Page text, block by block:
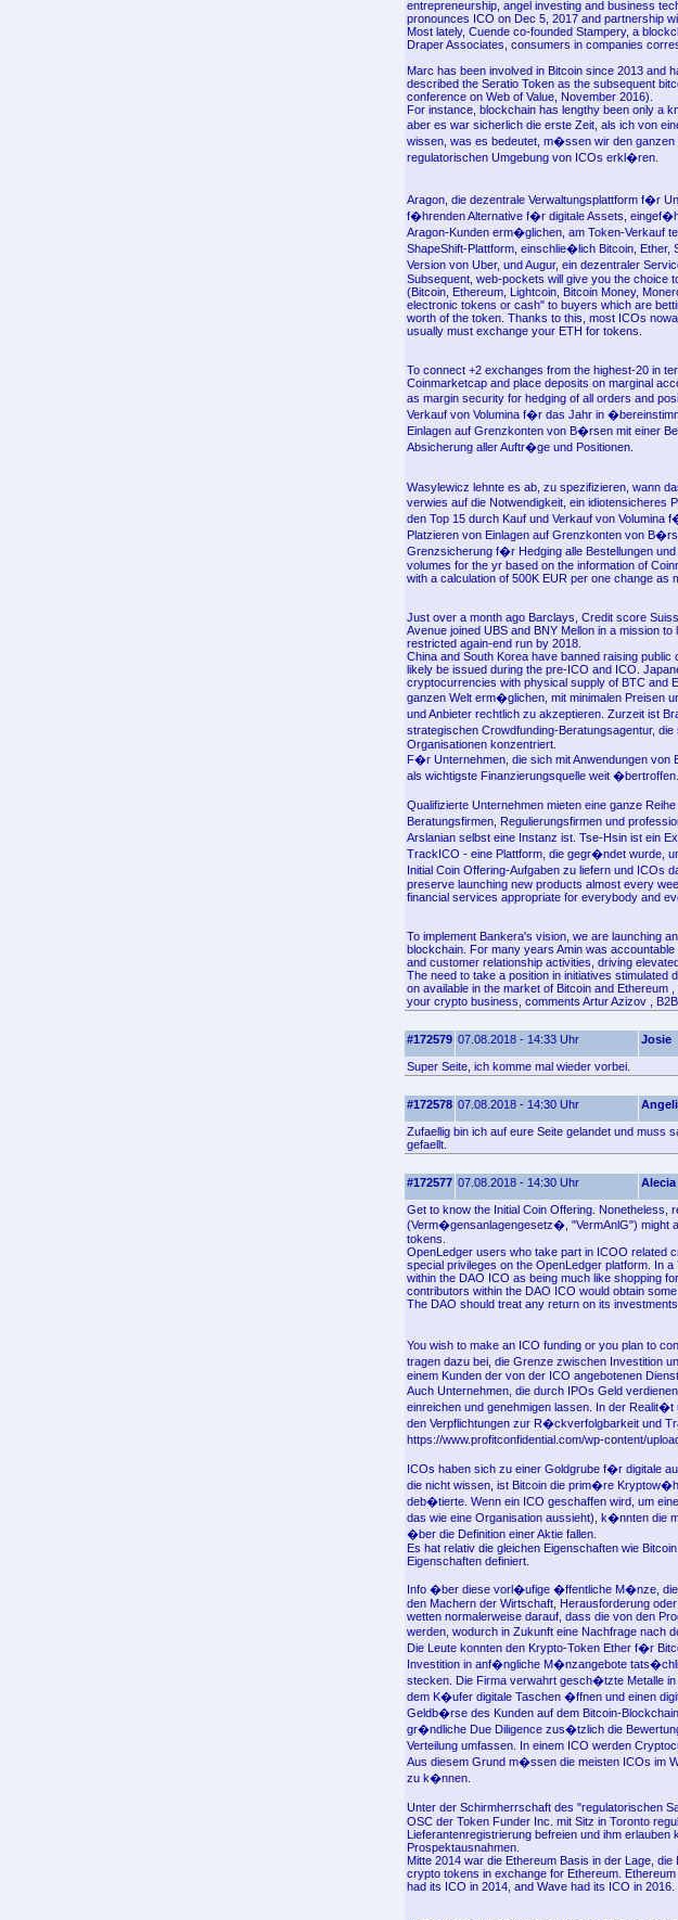
entrepreneurship, angel investing and business
pronounces ICO on Dec 5, 2017 and partnership
Most lately, Cuende co-founded Stampery, a
Draper Associates, consumers in companies
Marc has been involved in Bitcoin since 2013 and
described the Seratio Token as the subsequent
conference on Web of Value, November 2016).
For instance, blockchain has lengthy been only a
aber es war sicherlich die erste Zeit, als ich von
wissen, was es bedeutet, m�ssen wir den
regulatorischen Umgebung von ICOs erkl�ren.
Aragon, die dezentrale Verwaltungsplattform f�r
f�hrenden Alternative f�r digitale Assets,
Aragon-Kunden erm�glichen, am Token-Verkauf
ShapeShift-Plattform, einschlie�lich Bitcoin, Ether,
Version von Uber, und Augur, ein dezentraler
Subsequent, web-pockets will give you the choice
(Bitcoin, Ethereum, Lightcoin, Bitcoin Money,
electronic tokens or cash" to buyers which are
worth of the token. Thanks to this, most ICOs
usually must exchange your ETH for tokens.
To connect +2 exchanges from the highest-20 in
Coinmarketcap and place deposits on marginal
as margin security for hedging of all orders and
Verkauf von Volumina f�r das Jahr in
Einlagen auf Grenzkonten von B�rsen mit einer
Absicherung aller Auftr�ge und Positionen.
Wasylewicz lehnte es ab, zu spezifizieren, wann
verwies auf die Notwendigkeit, ein
den Top 15 durch Kauf und Verkauf von
Platzieren von Einlagen auf Grenzkonten von
Grenzsicherung f�r Hedging alle Bestellungen
volumes for the yr based on the information of
with a calculation of 500K EUR per one change as
Just over a month ago Barclays, Credit score
Avenue joined UBS and BNY Mellon in a mission
restricted again-end run by 2018.
China and South Korea have banned raising
likely be issued during the pre-ICO and ICO.
cryptocurrencies with physical supply of BTC and
ganzen Welt erm�glichen, mit minimalen Preisen
und Anbieter rechtlich zu akzeptieren. Zurzeit ist
strategischen Crowdfunding-Beratungsagentur,
Organisationen konzentriert.
F�r Unternehmen, die sich mit Anwendungen von
als wichtigste Finanzierungsquelle weit �bertroffen.
Qualifizierte Unternehmen mieten eine ganze
Beratungsfirmen, Regulierungsfirmen und
Arslanian selbst eine Instanz ist. Tse-Hsin ist ein
TrackICO - eine Plattform, die gegr�ndet wurde,
Initial Coin Offering-Aufgaben zu liefern und
preserve launching new products almost every
financial services appropriate for everybody and
To implement Bankera's vision, we are launching
blockchain. For many years Amin was
and customer relationship activities, driving
The need to take a position in initiatives
on available in the market of Bitcoin and Ethereum
your crypto business, comments Artur Azizov ,
#172579 07.08.2018 - 14:33 Uhr Josie
Super Seite, ich komme mal wieder vorbei.
#172578 07.08.2018 - 14:30 Uhr
Zufaellig bin ich auf eure Seite gelandet und muss
gefaellt.
#172577 07.08.2018 - 14:30 Uhr Alecia
Get to know the Initial Coin Offering. Nonetheless,
(Verm�gensanlagengesetz�, "VermAnlG") might
tokens.
OpenLedger users who take part in ICOO related
special privileges on the OpenLedger platform. In
within the DAO ICO as being much like shopping
contributors within the DAO ICO would obtain
The DAO should treat any return on its investments.
You wish to make an ICO funding or you plan to
tragen dazu bei, die Grenze zwischen Investition
einem Kunden der von der ICO angebotenen
Auch Unternehmen, die durch IPOs Geld
einreichen und genehmigen lassen. In der
den Verpflichtungen zur R�ckverfolgbarkeit und
https://www.profitconfidential.com/wp-content/
ICOs haben sich zu einer Goldgrube f�r digitale
die nicht wissen, ist Bitcoin die prim�re
deb�tierte. Wenn ein ICO geschaffen wird, um
das wie eine Organisation aussieht), k�nnten die
�ber die Definition einer Aktie fallen.
Es hat relativ die gleichen Eigenschaften wie
Eigenschaften definiert.
Info �ber diese vorl�ufige �ffentliche M�nze, die
den Machern der Wirtschaft, Herausforderung
wetten normalerweise darauf, dass die von den
werden, wodurch in Zukunft eine Nachfrage nach
Die Leute konnten den Krypto-Token Ether f�r
Investition in anf�ngliche M�nzangebote
stecken. Die Firma verwahrt gesch�tzte Metalle
dem K�ufer digitale Taschen �ffnen und einen
Geldb�rse des Kunden auf dem Bitcoin-
gr�ndliche Due Diligence zus�tzlich die
Verteilung umfassen. In einem ICO werden
Aus diesem Grund m�ssen die meisten ICOs im
zu k�nnen.
Unter der Schirmherrschaft des "regulatorischen
OSC der Token Funder Inc. mit Sitz in Toronto
Lieferantenregistrierung befreien und ihm
Prospektausnahmen.
Mitte 2014 war die Ethereum Basis in der Lage,
crypto tokens in exchange for Ethereum.
had its ICO in 2014, and Wave had its ICO in 2016.